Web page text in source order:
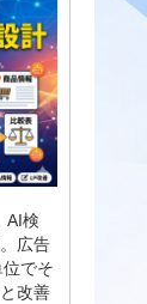
AI検
広告
でそ
改善